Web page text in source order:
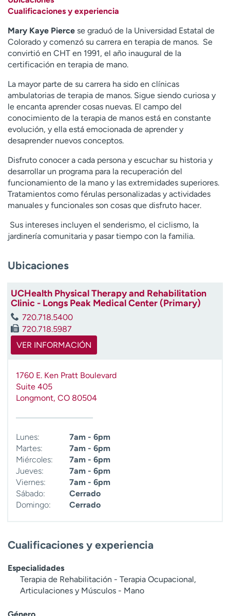
A
y
ú
d
a
e
a
e
n
c
o
t
r
a
r
Cualificaciones y experiencia
Mary Kaye Pierce se graduó de la Universidad Estatal de
Colorado y comenzó su carrera en terapia de manos. Se
convirtió en CHT en 1991, el año inaugural de la
certificación en terapia de mano.
La mayor parte de su carrera ha sido en clínicas
ambulatorias de terapia de manos. Sigue siendo curiosa y
le encanta aprender cosas nuevas. El campo del
conocimiento de la terapia de manos está en constante
evolución, y ella está emocionada de aprender y
desaprender nuevos conceptos.
Disfruto conocer a cada persona y escuchar su historia y
desarrollar un programa para la recuperación del
funcionamiento de la mano y las extremidades superiores.
Tratamientos como férulas personalizadas y actividades
manuales y funcionales son cosas que disfruto hacer.
Sus intereses incluyen el senderismo, el ciclismo, la
jardinería comunitaria y pasar tiempo con la familia.
Ubicaciones
UCHealth Physical Therapy and Rehabilitation
Clinic - Longs Peak Medical Center (Primary)
720.718.5400
720.718.5987
VER INFORMACIÓN
1760 E. Ken Pratt Boulevard
Suite 405
Longmont, CO 80504
Lunes:
7am - 6pm
Martes:
7am - 6pm
Miércoles:
7am - 6pm
Jueves:
7am - 6pm
Viernes:
7am - 6pm
Sábado:
Cerrado
Domingo:
Cerrado
Cualificaciones y experiencia
Especialidades
Terapia de Rehabilitación - Terapia Ocupacional,
Articulaciones y Músculos - Mano
Género